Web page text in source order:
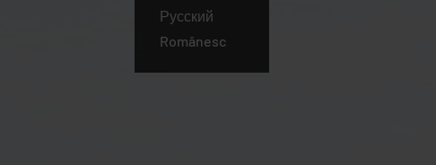
Русский
Românesc